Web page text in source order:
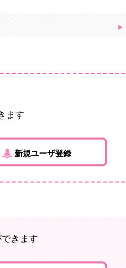
ます
新規ユーザ登録
きます